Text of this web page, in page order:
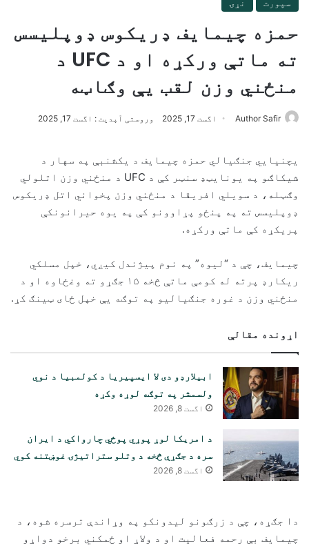
سپورت نړۍ
حمزه چیمایف ډریکوس ډوپلیسس
ته ماتې ورکړه او د UFC د
منځني وزن لقب یې وګاټه
Author Safir اگست 17, 2025 وروستی آپدیت : اگست 17, 2025
یچنیایي جنګیالي حمزه چیمایف د یکشنبې په سهار د
شیکاګو په یونایټډ سنټر کې د UFC د منځني وزن اتلولي
وګټله، د سویلي افریقا د منځني وزن پخواني اتل ډریکوس
ډوپلیسس ته په پنځو پړاوونو کې په یوه حیرانونکې
پریکړه کې ماتې ورکړه.
چیمایف، چې د “لیوه” په نوم پیژندل کیږي، خپل مسلکي
ریکارډ پرته له کومې ماتې څخه ۱۵ جګړو ته وغځاوه او د
منځني وزن د غوره جنګیالیو په توګه یې خپل ځای ټینګ کړ.
اړونده مقالې
ابیلارډو دی لا ایسپیریا د کولمبیا د نوي
ولسمشر په توګه لوړه وکړه
اگست 8, 2026
د امریکا لوړ پوړي پوځي چارواکي د ایران
سره د جګړې څخه د وتلو ستراتیژۍ غوښتنه کوي
اگست 8, 2026
دا جګړه، چې د زرګونو لیدونکو په وړاندې ترسره شوه، د
چیمایف بې رحمه فعالیت او د ولاړ او ځمکني برخو دواړو